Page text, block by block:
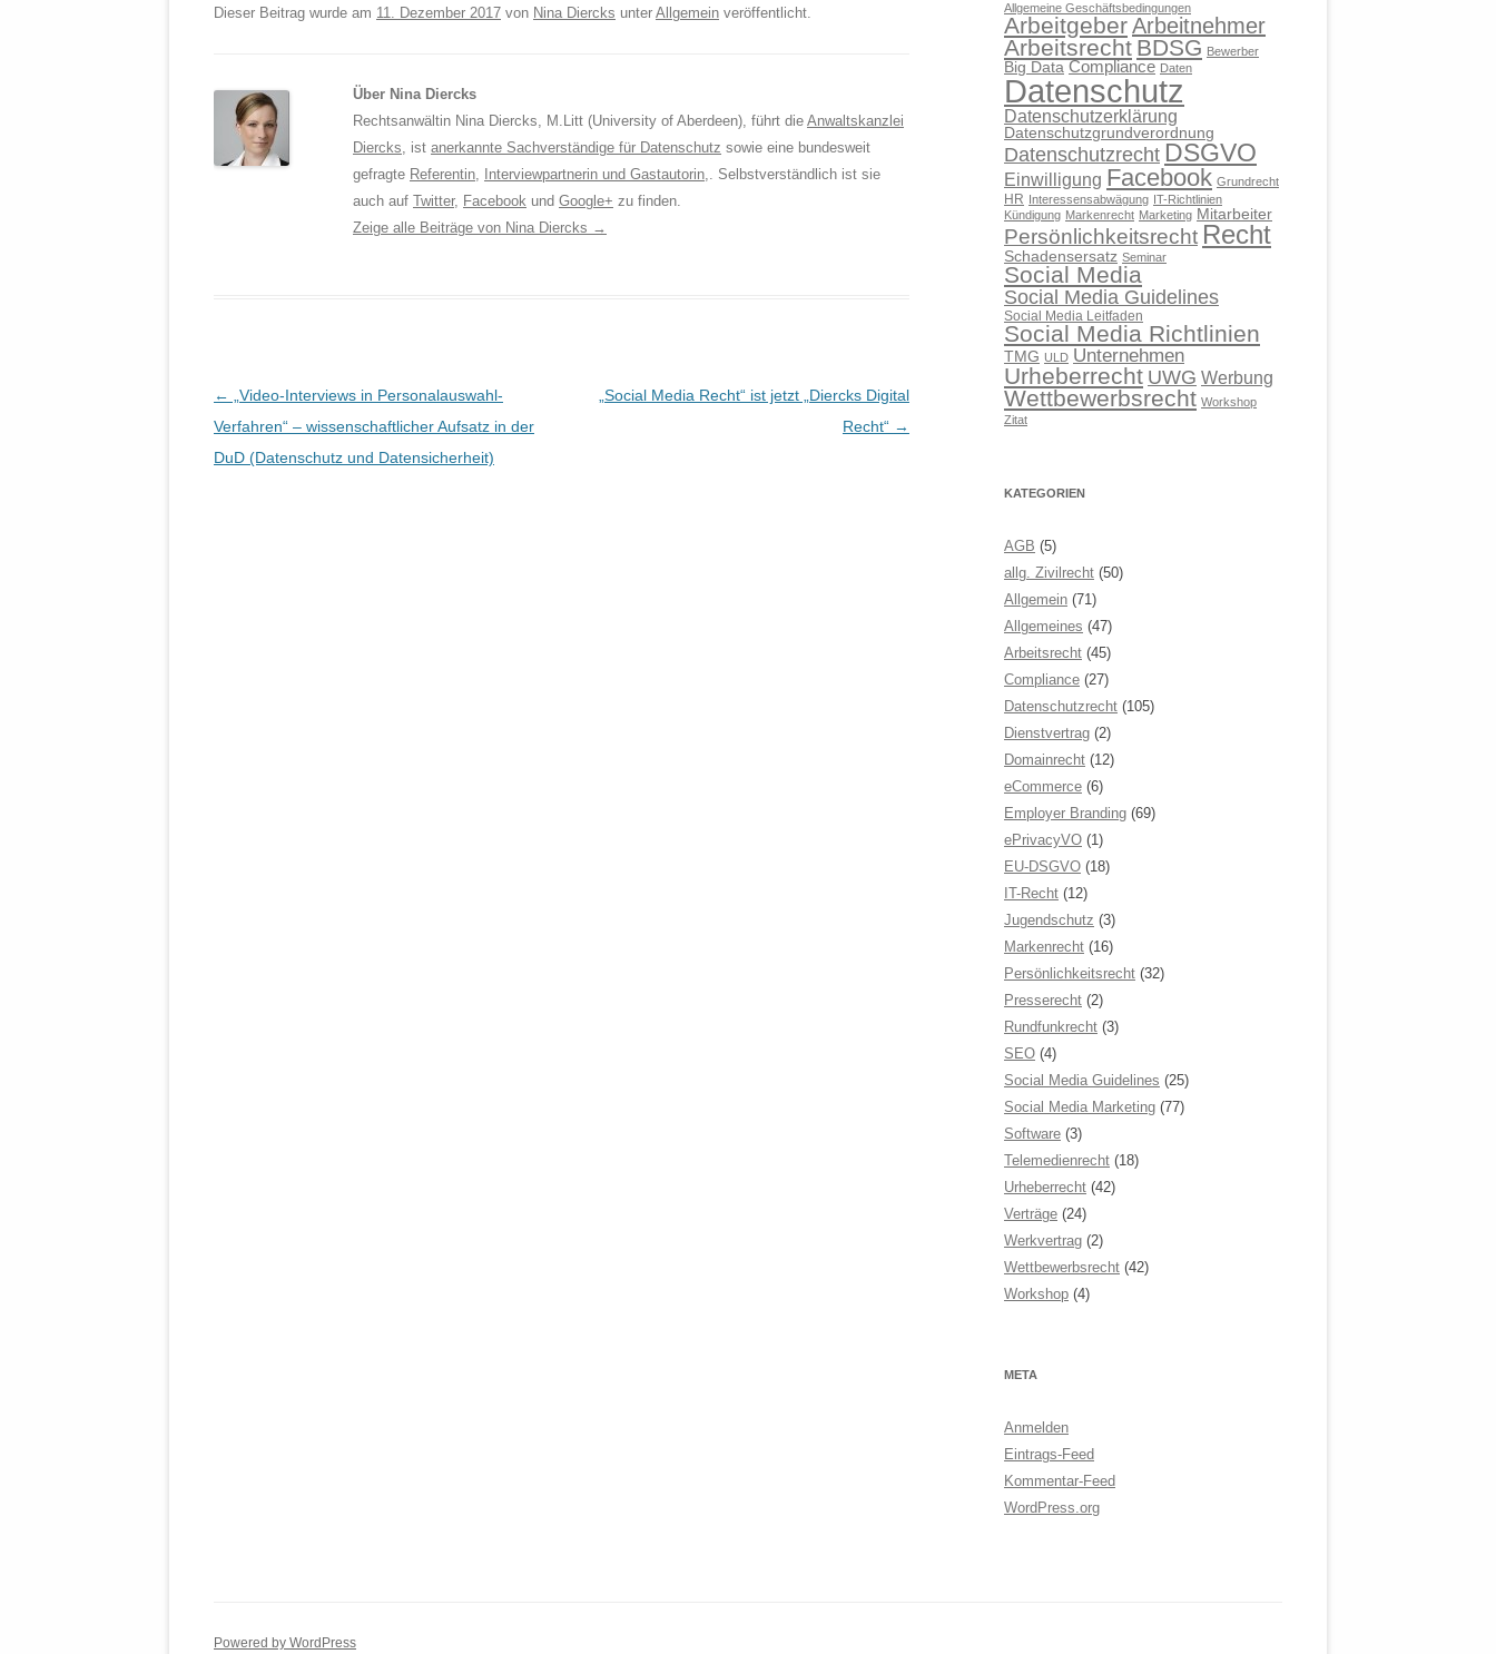
Dieser Beitrag wurde am 11. Dezember 2017 von Nina Diercks unter Allgemein veröffentlicht.
Über Nina Diercks
Rechtsanwältin Nina Diercks, M.Litt (University of Aberdeen), führt die Anwaltskanzlei
Diercks, ist anerkannte Sachverständige für Datenschutz sowie eine bundesweit
gefragte Referentin, Interviewpartnerin und Gastautorin,. Selbstverständlich ist sie
auch auf Twitter, Facebook und Google+ zu finden.
Zeige alle Beiträge von Nina Diercks →
Beitrags-
Navigation
←
„Video-Interviews in Personalauswahl-
Verfahren“ – wissenschaftlicher Aufsatz in der
DuD (Datenschutz und Datensicherheit)
„Social Media Recht“ ist jetzt „Diercks Digital
Recht“ →
Allgemeine Geschäftsbedingungen
ArbeitgeberArbeitnehmer
Arbeitsrecht BDSG Bewerber
Big Data Compliance Daten
Datenschutz
Datenschutzerklärung
Datenschutzgrundverordnung
Datenschutzrecht DSGVO
Einwilligung Facebook Grundrecht
HR Interessensabwägung IT-Richtlinien
Kündigung Markenrecht Marketing Mitarbeiter
Persönlichkeitsrecht Recht
Schadensersatz Seminar
Social Media
Social Media Guidelines
Social Media Leitfaden
Social Media Richtlinien
TMG ULD Unternehmen
Urheberrecht UWG Werbung
Wettbewerbsrecht Workshop
Zitat
KATEGORIEN
AGB (5)
allg. Zivilrecht (50)
Allgemein (71)
Allgemeines (47)
Arbeitsrecht (45)
Compliance (27)
Datenschutzrecht (105)
Dienstvertrag (2)
Domainrecht (12)
eCommerce (6)
Employer Branding (69)
ePrivacyVO (1)
EU-DSGVO (18)
IT-Recht (12)
Jugendschutz (3)
Markenrecht (16)
Persönlichkeitsrecht (32)
Presserecht (2)
Rundfunkrecht (3)
SEO (4)
Social Media Guidelines (25)
Social Media Marketing (77)
Software (3)
Telemedienrecht (18)
Urheberrecht (42)
Verträge (24)
Werkvertrag (2)
Wettbewerbsrecht (42)
Workshop (4)
META
Anmelden
Eintrags-Feed
Kommentar-Feed
WordPress.org
Powered by WordPress